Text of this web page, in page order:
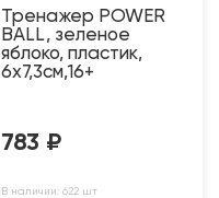
Тренажер POWER
BALL, зеленое
яблоко, пластик,
6х7,3см,16+
783 ₽
В наличии: 622 шт